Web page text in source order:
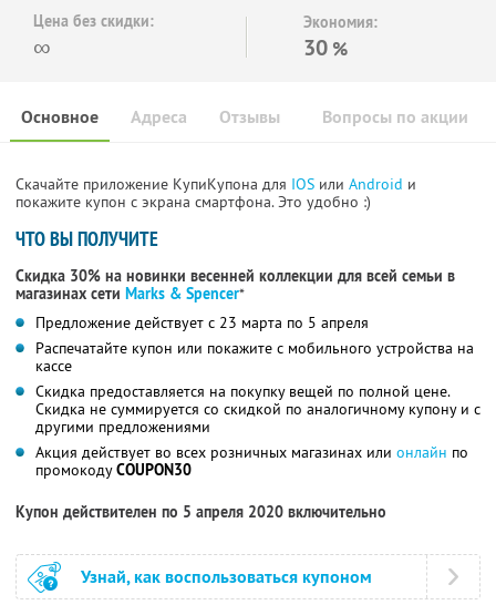
Цена без скидки:
∞
Экономия:
30 %
Основное Отзывы Вопросы по акции
Адреса
Скачайте приложение КупиКупона для IOS или Android и
покажите купон с экрана смартфона. Это удобно :)
ЧТО ВЫ ПОЛУЧИТЕ
Скидка 30% на новинки весенней коллекции для всей семьи в
магазинах сети Marks & Spencer*
Предложение действует с 23 марта по 5 апреля
Распечатайте купон или покажите с мобильного устройства на
кассе
Скидка предоставляется на покупку вещей по полной цене.
Скидка не суммируется со скидкой по аналогичному купону и с
другими предложениями
Акция действует во всех розничных магазинах или онлайн по
промокодуCOUPON30
Купон действителен по 5 апреля 2020 включительно
Узнай, как воспользоваться купоном